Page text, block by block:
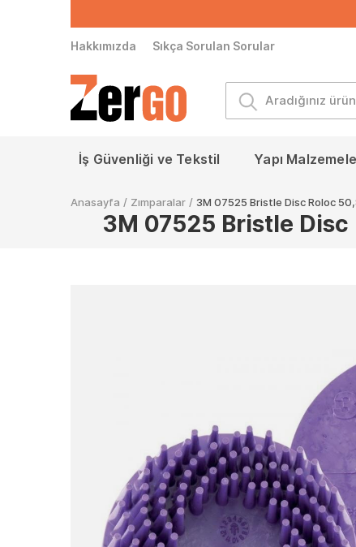
Hakkımızda Sıkça Sorulan Sorular
İş Güvenliği ve Tekstil Yapı
Anasayfa / Zımparalar / 3M 07525 Bristle Disc Roloc
3M 07525 Bristle Disc